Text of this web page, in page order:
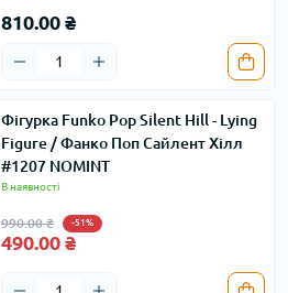
810.00 ₴
Фігурка Funko Pop Silent Hill - Lying
Figure / Фанко Поп Сайлент Хілл
#1207 NOMINT
В наявності
990.00 ₴ -51%
490.00 ₴